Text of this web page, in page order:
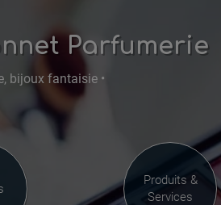
Parfumerie
bijoux fantaisie •
Produits &
Services